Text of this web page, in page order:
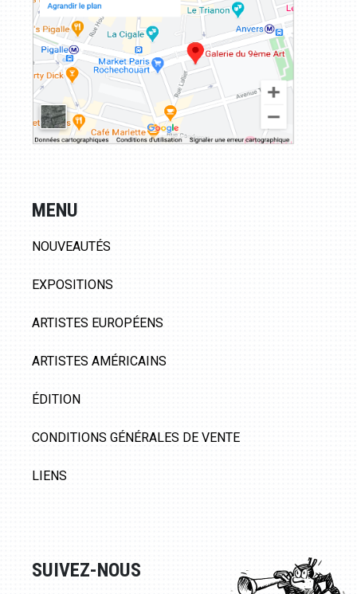
MENU
NOUVEAUTÉS
EXPOSITIONS
ARTISTES EUROPÉENS
ARTISTES AMÉRICAINS
ÉDITION
CONDITIONS GÉNÉRALES DE VENTE
LIENS
SUIVEZ-NOUS